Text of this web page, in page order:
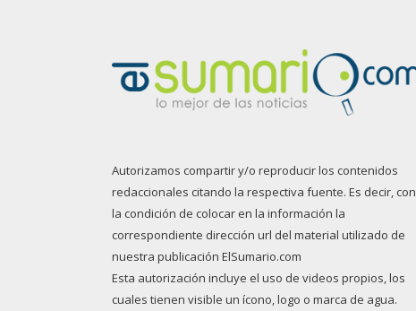
Autorizamos compartir y/o reproducir los contenidos
redaccionales citando la respectiva fuente. Es decir, con
la condición de colocar en la información la
correspondiente dirección url del material utilizado de
nuestra publicación ElSumario.com
Esta autorización incluye el uso de videos propios, los
cuales tienen visible un ícono, logo o marca de agua.